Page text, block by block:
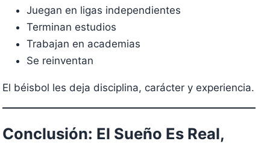
Juegan en ligas independientes
Terminan estudios
Trabajan en academias
Se reinventan
El béisbol les deja disciplina, carácter y experiencia.
Conclusión: El Sueño Es Real,